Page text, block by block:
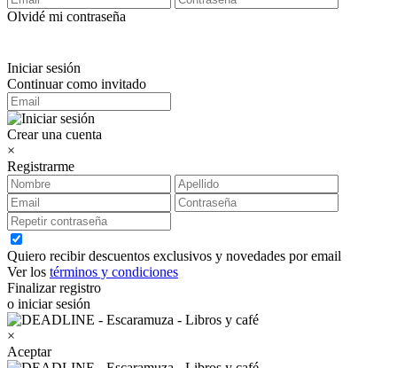
Olvidé mi contraseña
Iniciar sesión
Continuar como invitado
Crear una cuenta
×
Registrarme
Quiero recibir descuentos exclusivos y novedades por email
Ver los términos y condiciones
Finalizar registro
o iniciar sesión
×
Aceptar